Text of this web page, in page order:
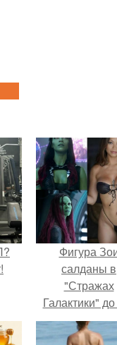
Фигура
салданы в
"Стражах
Галактики"
пор